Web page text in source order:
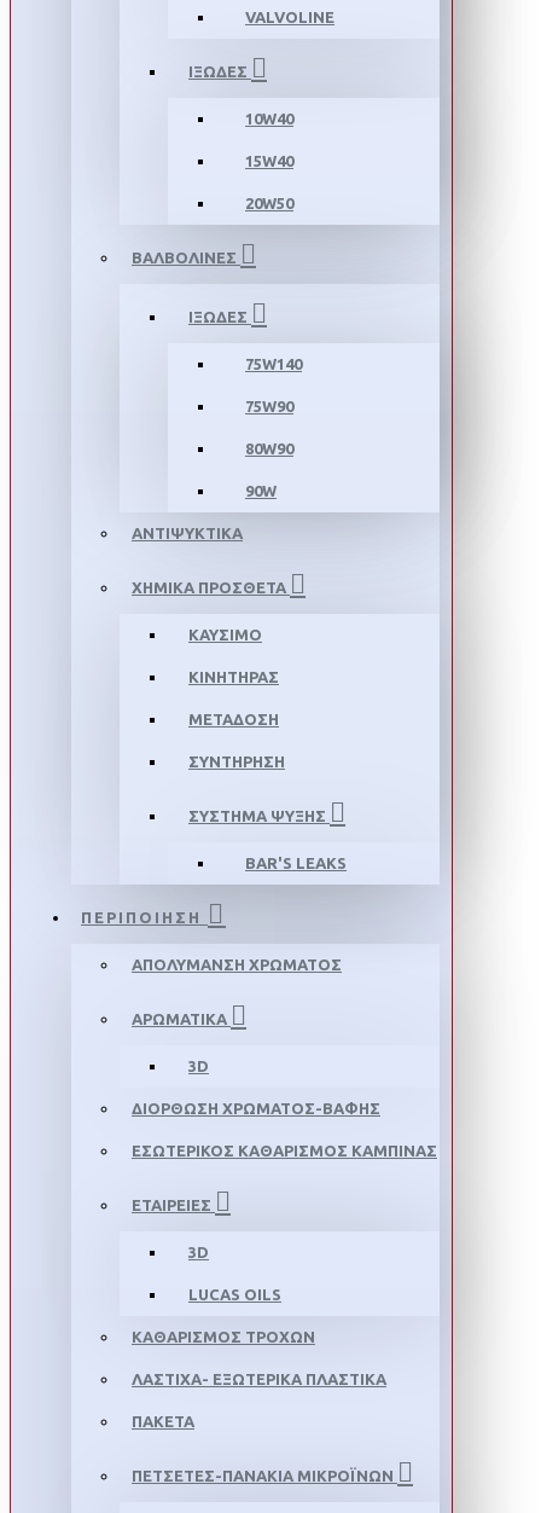
VALVOLINE
ΙΞΩΔΕΣ
10W40
15W40
20W50
ΒΑΛΒΟΛΙΝΕΣ
ΙΞΩΔΕΣ
75W140
75W90
80W90
90W
ΑΝΤΙΨΥΚΤΙΚΑ
ΧΗΜΙΚΑ ΠΡΟΣΘΕΤΑ
ΚΑΥΣΙΜΟ
ΚΙΝΗΤΗΡΑΣ
ΜΕΤΑΔΟΣΗ
ΣΥΝΤΗΡΗΣΗ
ΣΥΣΤΗΜΑ ΨΥΞΗΣ
BAR'S LEAKS
ΠΕΡΙΠΟΙΗΣΗ
ΑΠΟΛΥΜΑΝΣΗ ΧΡΩΜΑΤΟΣ
ΑΡΩΜΑΤΙΚΑ
3D
ΔΙΟΡΘΩΣΗ ΧΡΩΜΑΤΟΣ-ΒΑΦΗΣ
ΕΣΩΤΕΡΙΚΟΣ ΚΑΘΑΡΙΣΜΟΣ ΚΑΜΠΙΝΑΣ
ΕΤΑΙΡΕΙΕΣ
3D
LUCAS OILS
ΚΑΘΑΡΙΣΜΟΣ ΤΡΟΧΩΝ
ΛΑΣΤΙΧΑ- ΕΞΩΤΕΡΙΚΑ ΠΛΑΣΤΙΚΑ
ΠΑΚΕΤΑ
ΠΕΤΣΕΤΕΣ-ΠΑΝΑΚΙΑ ΜΙΚΡΟΪΝΩΝ